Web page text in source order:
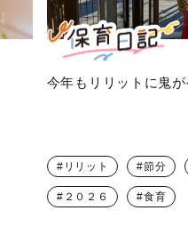
今年もリリットに鬼が
リリット 節分
２０２６ 食育